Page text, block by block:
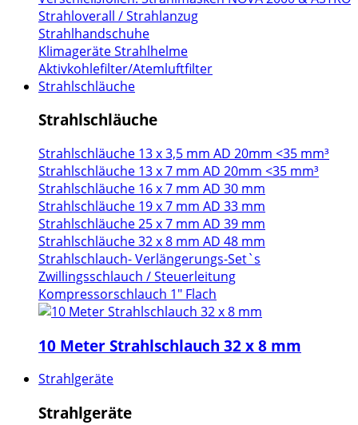
Strahloverall / Strahlanzug
Strahlhandschuhe
Klimageräte Strahlhelme
Aktivkohlefilter/Atemluftfilter
Strahlschläuche
Strahlschläuche
Strahlschläuche 13 x 3,5 mm AD 20mm <35 mm³
Strahlschläuche 13 x 7 mm AD 20mm <35 mm³
Strahlschläuche 16 x 7 mm AD 30 mm
Strahlschläuche 19 x 7 mm AD 33 mm
Strahlschläuche 25 x 7 mm AD 39 mm
Strahlschläuche 32 x 8 mm AD 48 mm
Strahlschlauch- Verlängerungs-Set`s
Zwillingsschlauch / Steuerleitung
Kompressorschlauch 1" Flach
10 Meter Strahlschlauch 32 x 8 mm
Strahlgeräte
Strahlgeräte